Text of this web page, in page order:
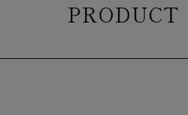
PRODUCT